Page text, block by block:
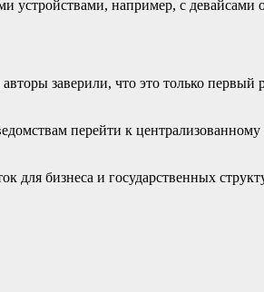
устройствами, например, с
заверили, что это только
перейти к
для бизнеса и государственных